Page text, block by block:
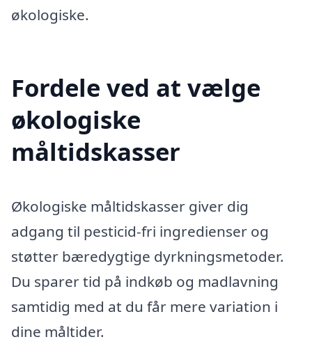
økologiske.
Fordele ved at vælge
økologiske
måltidskasser
Økologiske måltidskasser giver dig
adgang til pesticid-fri ingredienser og
støtter bæredygtige dyrkningsmetoder.
Du sparer tid på indkøb og madlavning
samtidig med at du får mere variation i
dine måltider.